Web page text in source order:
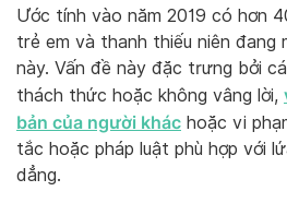
Ước tính vào năm 2019 có hơn
trẻ em và thanh thiếu niên đang
này. Vấn đề này đặc trưng bởi
thách thức hoặc không vâng lời,
bản của người khác hoặc vi
tắc hoặc pháp luật phù hợp với
dẳng.